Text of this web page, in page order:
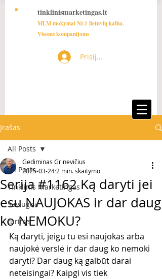
tinklinismarketingas.lt
MLM mokymai Nr.1 lietuvių kalba.
Visoms kompanijoms
Prisijungti
Įrašas
All Posts
Tinklinis Marketingas
Saviugda
turinys
All Posts
Serija #1162 Ką daryti jei
esu NAUJOKAS ir dar daug
ko NEMOKU?
Gediminas Grinevičius
2025-03-24 2 min. skaitymo
Ką daryti, jeigu tu esi naujokas arba
naujokė verslė ir dar daug ko nemoki
daryti? Dar daug ką galbūt darai
neteisingai? Kaipgi vis tiek